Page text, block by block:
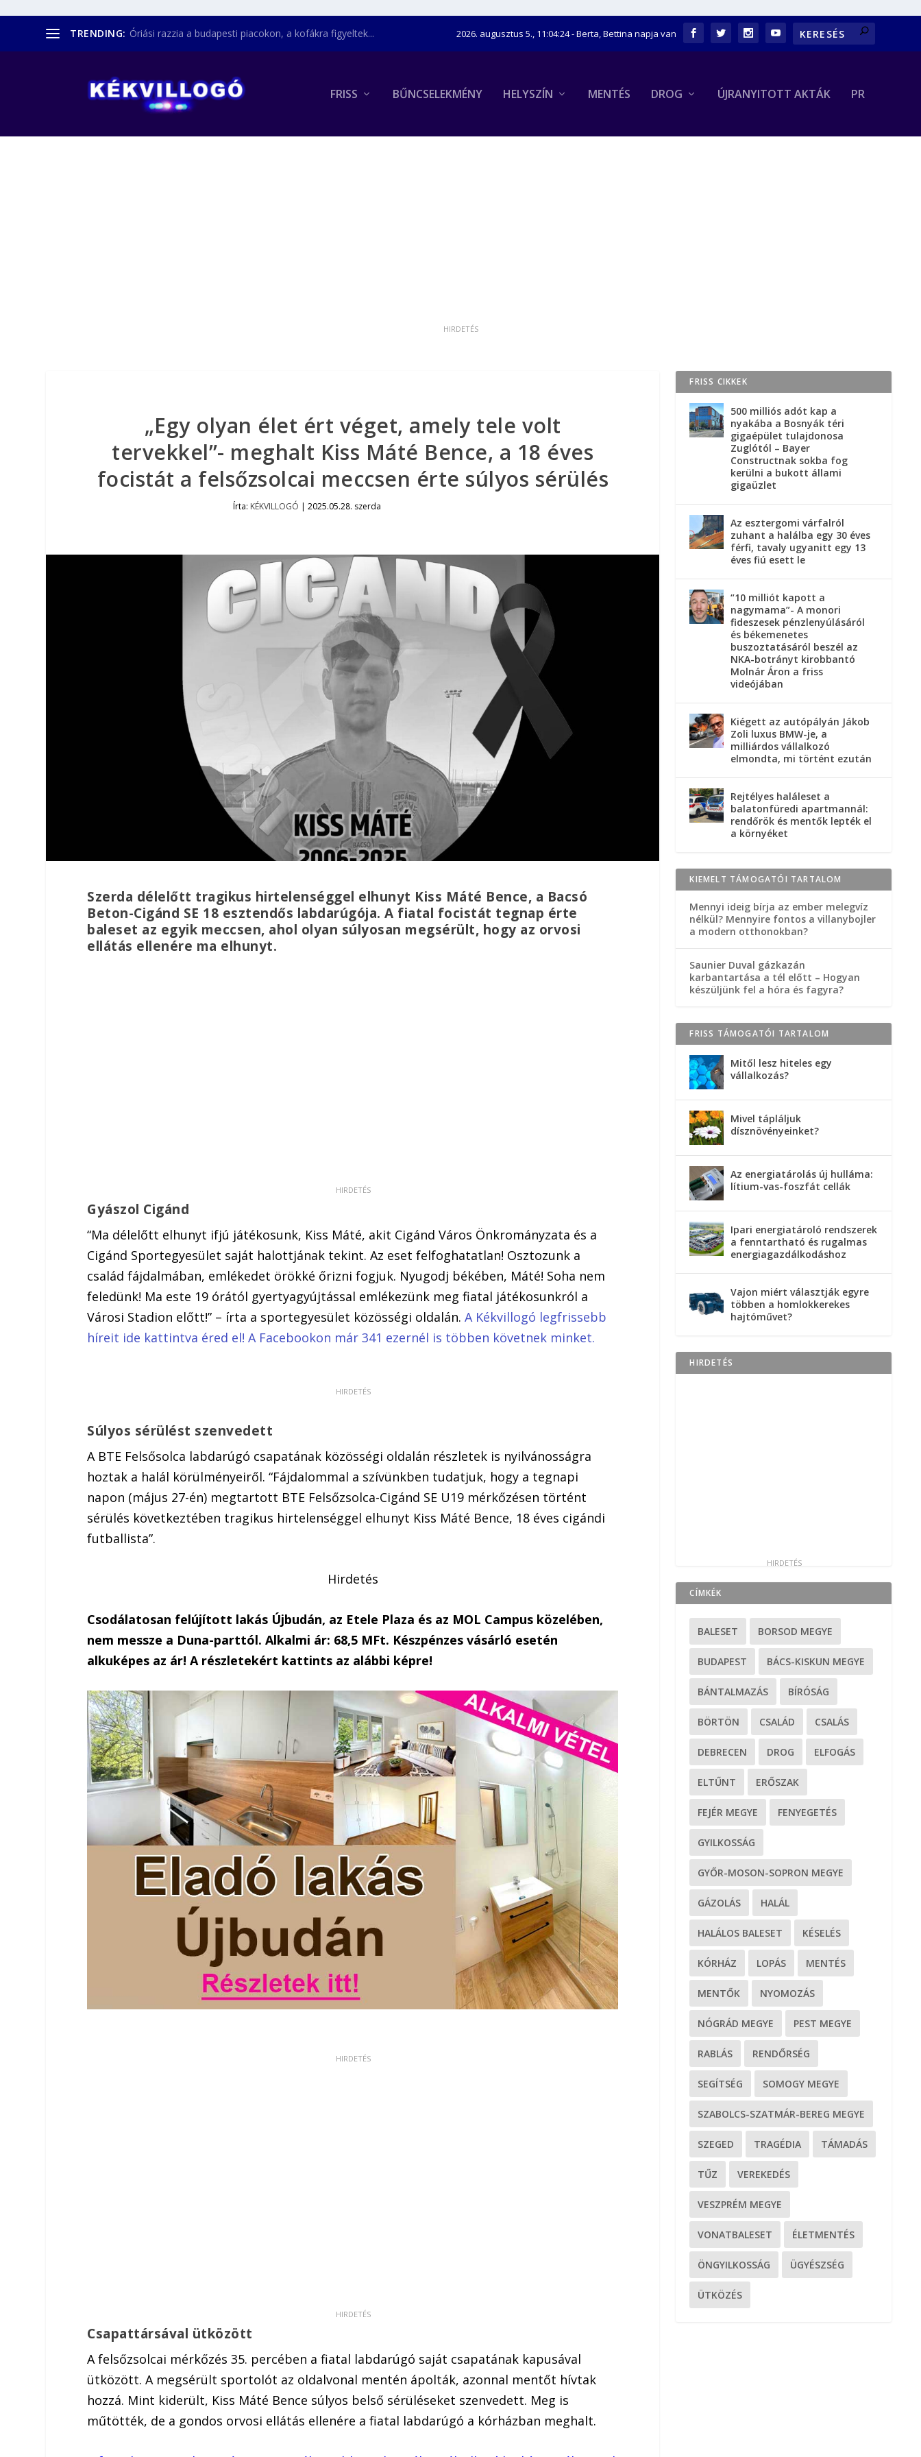
TRENDING: Óriási razzia a budapesti piacokon, a kofákra figyeltek... 2026. augusztus 5., 11:04:25- Berta, Bettina napja van
FRISS BŰNCSELEKMÉNY HELYSZÍN MENTÉS DROG ÚJRANYITOTT AKTÁK PR
„Egy olyan élet ért véget, amely tele volt
tervekkel”- meghalt Kiss Máté Bence, a 18 éves
focistát a felsőzsolcai meccsen érte súlyos sérülés
Írta: KÉKVILLOGÓ |2025.05.28. szerda
Szerda délelőtt tragikus hirtelenséggel elhunyt Kiss Máté Bence, a Bacsó
Beton-Cigánd SE 18 esztendős labdarúgója. A fiatal focistát tegnap érte
baleset az egyik meccsen, ahol olyan súlyosan megsérült, hogy az orvosi
ellátás ellenére ma elhunyt.
Gyászol Cigánd
“Ma délelőtt elhunyt ifjú játékosunk, Kiss Máté, akit Cigánd Város Önkrományzata és a
Cigánd Sportegyesület saját halottjának tekint. Az eset felfoghatatlan! Osztozunk a
család fájdalmában, emlékedet örökké őrizni fogjuk. Nyugodj békében, Máté! Soha nem
feledünk! Ma este 19 órától gyertyagyújtással emlékezünk meg fiatal játékosunkról a
Városi Stadion előtt!” – írta a sportegyesület közösségi oldalán.A Kékvillogó legfrissebb
híreit ide kattintva éred el! A Facebookon már 341 ezernél is többen követnek minket.
Súlyos sérülést szenvedett
A BTE Felsősolca labdarúgó csapatának közösségi oldalán részletek is nyilvánosságra
hoztak a halál körülményeiről. “Fájdalommal a szívünkben tudatjuk, hogy a tegnapi
napon (május 27-én) megtartott BTE Felsőzsolca-Cigánd SE U19 mérkőzésen történt
sérülés következtében tragikus hirtelenséggel elhunyt Kiss Máté Bence, 18 éves cigándi
futballista”.
Hirdetés
Csodálatosan felújított lakás Újbudán, az Etele Plaza és az MOL Campus közelében,
nem messze a Duna-parttól. Alkalmi ár: 68,5 MFt. Készpénzes vásárló esetén
alkuképes az ár! A részletekért kattints az alábbi képre!
Csapattársával ütközött
A felsőzsolcai mérkőzés 35. percében a fiatal labdarúgó saját csapatának kapusával
ütközött. A megsérült sportolót az oldalvonal mentén ápolták, azonnal mentőt hívtak
hozzá. Mint kiderült, Kiss Máté Bence súlyos belső sérüléseket szenvedett. Meg is
műtötték, de a gondos orvosi ellátás ellenére a fiatal labdarúgó a kórházban meghalt.
FRISS CIKKEK
500 milliós adót kap a
nyakába a Bosnyák téri
gigaépület tulajdonosa
Zuglótól – Bayer
Constructnak sokba fog
kerülni a bukott állami
gigaüzlet
Az esztergomi várfalról
zuhant a halálba egy 30 éves
férfi, tavaly ugyanitt egy 13
éves fiú esett le
“10 milliót kapott a
nagymama”- A monori
fideszesek pénzlenyúlásáról
és békemenetes
buszoztatásáról beszél az
NKA-botrányt kirobbantó
Molnár Áron a friss
videójában
Kiégett az autópályán Jákob
Zoli luxus BMW-je, a
milliárdos vállalkozó
elmondta, mi történt ezután
Rejtélyes haláleset a
balatonfüredi apartmannál:
rendőrök és mentők lepték el
a környéket
KIEMELT TÁMOGATÓI TARTALOM
Mennyi ideig bírja az ember melegvíz
nélkül? Mennyire fontos a villanybojler
a modern otthonokban?
Saunier Duval gázkazán
karbantartása a tél előtt – Hogyan
készüljünk fel a hóra és fagyra?
FRISS TÁMOGATÓI TARTALOM
Mitől lesz hiteles egy
vállalkozás?
Mivel tápláljuk
dísznövényeinket?
Az energiatárolás új hulláma:
lítium-vas-foszfát cellák
Ipari energiatároló rendszerek
a fenntartható és rugalmas
energiagazdálkodáshoz
Vajon miért választják egyre
többen a homlokkerekes
hajtóművet?
HIRDETÉS
CÍMKÉK
BALESET BORSOD MEGYE
BUDAPEST BÁCS-KISKUN MEGYE
BÁNTALMAZÁS BÍRÓSÁG
BÖRTÖN CSALÁD CSALÁS
DEBRECEN DROG ELFOGÁS
ELTŰNT ERŐSZAK
FEJÉR MEGYE FENYEGETÉS
GYILKOSSÁG
GYŐR-MOSON-SOPRON MEGYE
GÁZOLÁS HALÁL
HALÁLOS BALESET KÉSELÉS
KÓRHÁZ LOPÁS MENTÉS
MENTŐK NYOMOZÁS
NÓGRÁD MEGYE PEST MEGYE
RABLÁS RENDŐRSÉG
SEGÍTSÉG SOMOGY MEGYE
SZABOLCS-SZATMÁR-BEREG MEGYE
SZEGED TRAGÉDIA TÁMADÁS
TŰZ VEREKEDÉS
VESZPRÉM MEGYE
VONATBALESET ÉLETMENTÉS
ÖNGYILKOSSÁG ÜGYÉSZSÉG
ÜTKÖZÉS